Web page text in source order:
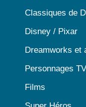
Classiques de
Disney / Pixar
Dreamworks et
Personnages TV
Films